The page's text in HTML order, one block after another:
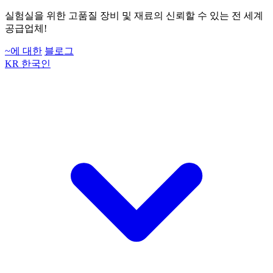
실험실을 위한 고품질 장비 및 재료의 신뢰할 수 있는 전 세계
공급업체!
~에 대한 블로그
KR 한국인